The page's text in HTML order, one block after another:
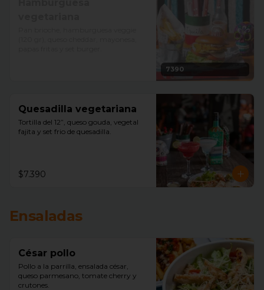
7390
Quesadilla vegetariana
Tortilla del 12”, queso gouda, vegetal
fajita y set frio de quesadilla.
$7.390
Ensaladas
César pollo
Pollo a la parrilla, ensalada césar,
queso parmesano, tomate cherry y
crutones.